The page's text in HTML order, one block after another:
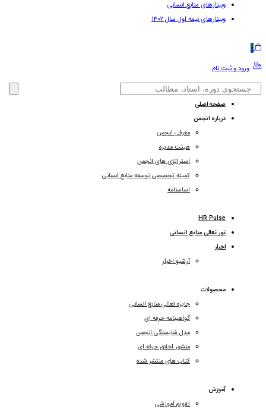
وبینارهای منابع انسانی
وبینارهای نیمه اول سال ۱۴۰۲
0
ورود و ثبت نام
صفحه اصلی
درباره انجمن
معرفی انجمن
هیئت مدیره
استراتژی های انجمن
کمیته تخصصی توسعه منابع انسانی
اساسنامه
HR Pulse
تور تعالی منابع انسانی
اخبار
آرشیو اخبار
محصولات
جایزه تعالی منابع انسانی
گواهینامه حرفه ای
مدل شایستگی انجمن
منشور اخلاق حرفه ای
کتاب های منتشر شده
آموزش
تقویم آموزشی